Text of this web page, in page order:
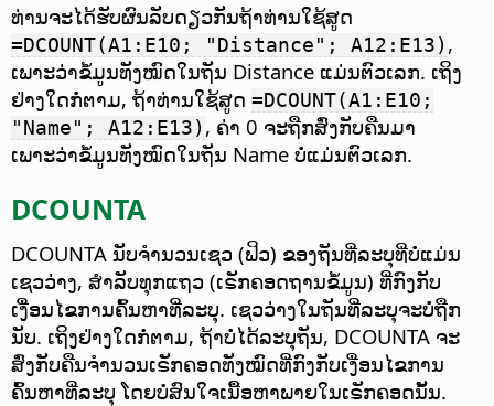
ທ່ານຈະໄດ້ຮັບຜົນລັບດຽວກັນຖ້າທ່ານໃຊ້ສູດ
=DCOUNT(A1:E10; "Distance"; A12:E13) ,
ເພາະວ່າຂໍ້ມູນທັງໝົດໃນຖັນ Distance ແມ່ນຕົວເລກ. ເຖິງ
ຢ່າງໃດກໍ່ຕາມ, ຖ້າທ່ານໃຊ້ສູດ =DCOUNT(A1:E10;
"Name"; A12:E13) , ຄ່າ 0 ຈະຖືກສົ່ງກັບຄືນມາ
ເພາະວ່າຂໍ້ມູນທັງໝົດໃນຖັນ Name ບໍ່ແມ່ນຕົວເລກ.
DCOUNTA
DCOUNTA ນັບຈຳນວນເຊວ (ຟິວ) ຂອງຖັນທີ່ລະບຸທີ່ບໍ່ແມ່ນ
ເຊວວ່າງ, ສຳລັບທຸກແຖວ (ເຣັກຄອດຖານຂໍ້ມູນ) ທີ່ກົງກັບ
ເງື່ອນໄຂການຄົ້ນຫາທີ່ລະບຸ. ເຊວວ່າງໃນຖັນທີ່ລະບຸຈະບໍ່ຖືກ
ນັບ. ເຖິງຢ່າງໃດກໍ່ຕາມ, ຖ້າບໍ່ໄດ້ລະບຸຖັນ, DCOUNTA ຈະ
ສົ່ງກັບຄືນຈຳນວນເຣັກຄອດທັງໝົດທີ່ກົງກັບເງື່ອນໄຂການ
ຄົ້ນຫາທີ່ລະບຸ ໂດຍບໍ່ສົນໃຈເນື້ອຫາພາຍໃນເຣັກຄອດນັ້ນ.